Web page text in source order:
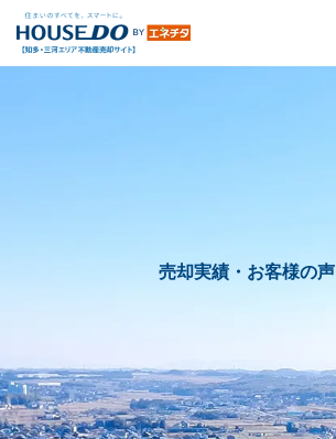
売却実績・お客様の声